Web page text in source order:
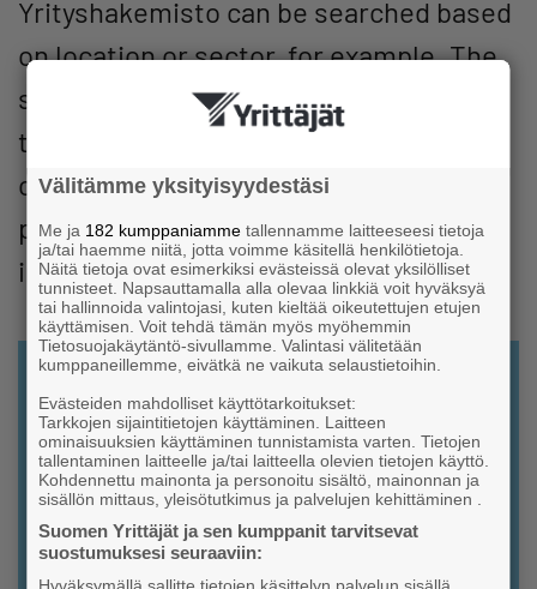
Yrityshakemisto can be searched based
on location or sector, for example. The
service contains the information of
those Suomen Yrittäjät member
companies that have granted
permission for the publication of the
information.
Find a partner in
Yrityshakemisto (in finnish)
OPEN YRITYSHAKEMISTO
Välitämme yksityisyydestäsi
Me ja 182 kumppaniamme tallennamme laitteeseesi tietoja
ja/tai haemme niitä, jotta voimme käsitellä henkilötietoja.
Näitä tietoja ovat esimerkiksi evästeissä olevat yksilölliset
tunnisteet. Napsauttamalla alla olevaa linkkiä voit hyväksyä
tai hallinnoida valintojasi, kuten kieltää oikeutettujen etujen
käyttämisen. Voit tehdä tämän myös myöhemmin
Tietosuojakäytäntö-sivullamme. Valintasi välitetään
kumppaneillemme, eivätkä ne vaikuta selaustietoihin.
Evästeiden mahdolliset käyttötarkoitukset:
Tarkkojen sijaintitietojen käyttäminen. Laitteen
ominaisuuksien käyttäminen tunnistamista varten. Tietojen
tallentaminen laitteelle ja/tai laitteella olevien tietojen käyttö.
Kohdennettu mainonta ja personoitu sisältö, mainonnan ja
sisällön mittaus, yleisötutkimus ja palvelujen kehittäminen .
Suomen Yrittäjät ja sen kumppanit tarvitsevat
suostumuksesi seuraaviin: